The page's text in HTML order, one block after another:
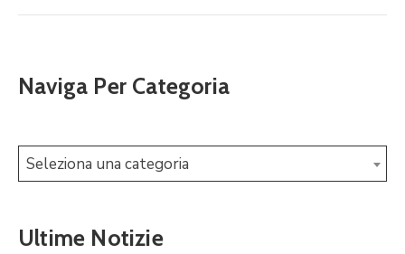
Naviga Per Categoria
Seleziona una categoria
Ultime Notizie